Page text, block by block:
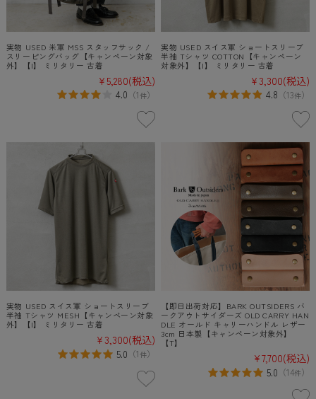
実物 USED 米軍 MSS スタッフサック /
スリーピングバッグ【キャンペーン対象
外】【I】 ミリタリー 古着
¥5,280(税込)
4.0 （1件）
実物 USED スイス軍 ショートスリーブ
半袖 Tシャツ COTTON【キャンペーン
対象外】【I】 ミリタリー 古着
¥3,300(税込)
4.8 （13件）
実物 USED スイス軍 ショートスリーブ
半袖 Tシャツ MESH【キャンペーン対象
外】【I】 ミリタリー 古着
¥3,300(税込)
5.0 （1件）
【即日出荷対応】BARK OUTSIDERS バ
ークアウトサイダーズ OLD CARRY HAN
DLE オールド キャリーハンドル レザー
3cm 日本製【キャンペーン対象外】
【T】
¥7,700(税込)
5.0 （14件）